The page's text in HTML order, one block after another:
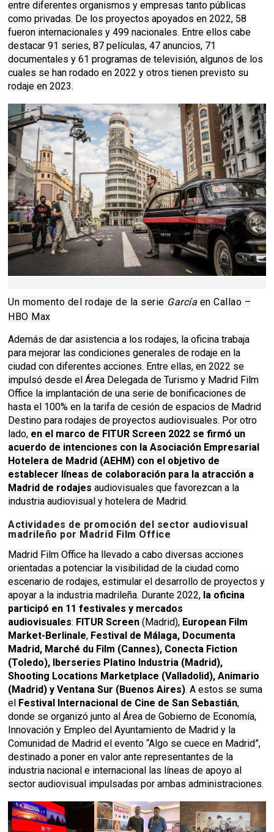
entre diferentes organismos y empresas tanto públicas
como privadas. De los proyectos apoyados en 2022, 58
fueron internacionales y 499 nacionales. Entre ellos cabe
destacar 91 series, 87 películas, 47 anuncios, 71
documentales y 61 programas de televisión, algunos de los
cuales se han rodado en 2022 y otros tienen previsto su
rodaje en 2023.
Un momento del rodaje de la serie García en Callao –
HBO Max
Además de dar asistencia a los rodajes, la oficina trabaja
para mejorar las condiciones generales de rodaje en la
ciudad con diferentes acciones. Entre ellas, en 2022 se
impulsó desde el Área Delegada de Turismo y Madrid Film
Office la implantación de una serie de bonificaciones de
hasta el 100% en la tarifa de cesión de espacios de Madrid
Destino para rodajes de proyectos audiovisuales. Por otro
lado, en el marco de FITUR Screen 2022 se firmó un
acuerdo de intenciones con la Asociación Empresarial
Hotelera de Madrid (AEHM) con el objetivo de
establecer líneas de colaboración para la atracción a
Madrid de rodajesaudiovisuales que favorezcan a la
industria audiovisual y hotelera de Madrid.
Actividades de promoción del sector audiovisual
madrileño por Madrid Film Office
Madrid Film Office ha llevado a cabo diversas acciones
orientadas a potenciar la visibilidad de la ciudad como
escenario de rodajes, estimular el desarrollo de proyectos y
apoyar a la industria madrileña. Durante 2022, la oficina
participó en 11 festivales y mercados
audiovisuales: FITUR Screen (Madrid), European Film
Market-Berlinale, Festival de Málaga, Documenta
Madrid, Marché du Film (Cannes), Conecta Fiction
(Toledo), Iberseries Platino Industria (Madrid),
Shooting Locations Marketplace (Valladolid), Animario
(Madrid) y Ventana Sur (Buenos Aires). A estos se suma
el Festival Internacional de Cine de San Sebastián,
donde se organizó junto al Área de Gobierno de Economía,
Innovación y Empleo del Ayuntamiento de Madrid y la
Comunidad de Madrid el evento “Algo se cuece en Madrid”,
destinado a poner en valor ante representantes de la
industria nacional e internacional las líneas de apoyo al
sector audiovisual impulsadas por ambas administraciones.